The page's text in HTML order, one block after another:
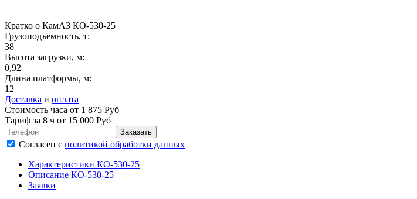
Кратко о КамАЗ КО-530-25
Грузоподъемность, т:
38
Высота загрузки, м:
0,92
Длина платформы, м:
12
Доставка и оплата
Стоимость часа от 1 875 Руб
Тариф за 8 ч от 15 000 Руб
Согласен с политикой обработки данных
Характеристики КО-530-25
Описание КО-530-25
Заявки